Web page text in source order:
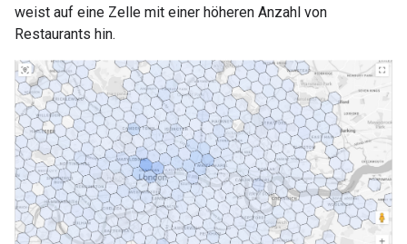
weist auf eine Zelle mit einer höheren Anzahl von
Restaurants hin.